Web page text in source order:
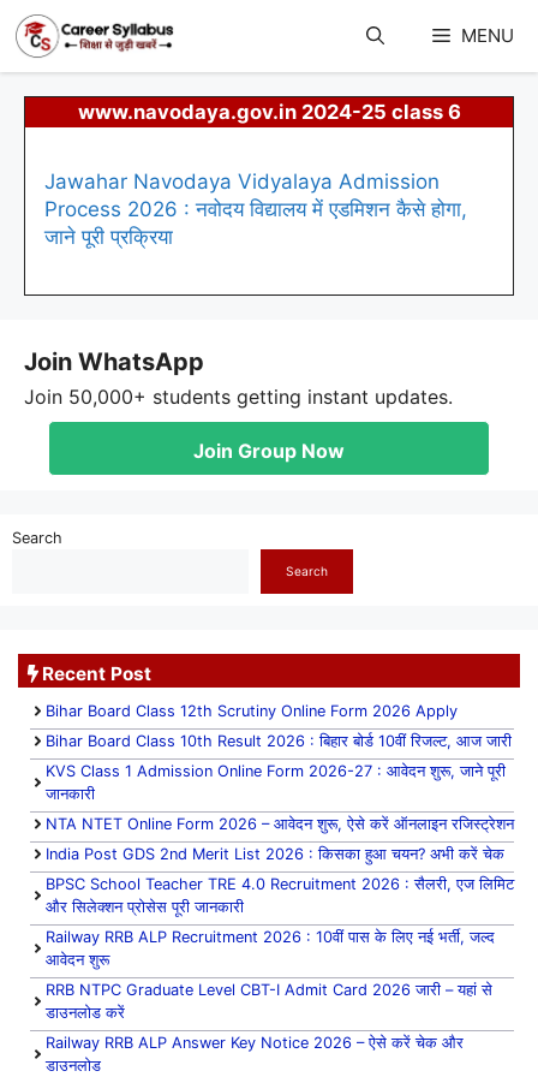
content
MENU
www.navodaya.gov.in 2024-25 class 6
Jawahar Navodaya Vidyalaya Admission
Process 2026 : नवोदय विद्यालय में एडमिशन कैसे होगा,
जाने पूरी प्रक्रिया
Join WhatsApp
Join 50,000+ students getting instant updates.
Join Group Now
Search
Search
Recent Post
Bihar Board Class 12th Scrutiny Online Form 2026 Apply
Bihar Board Class 10th Result 2026 : बिहार बोर्ड 10वीं रिजल्ट, आज जारी
KVS Class 1 Admission Online Form 2026-27 : आवेदन शुरू, जाने पूरी
जानकारी
NTA NTET Online Form 2026 – आवेदन शुरू, ऐसे करें ऑनलाइन रजिस्ट्रेशन
India Post GDS 2nd Merit List 2026 : किसका हुआ चयन? अभी करें चेक
BPSC School Teacher TRE 4.0 Recruitment 2026 : सैलरी, एज लिमिट
और सिलेक्शन प्रोसेस पूरी जानकारी
Railway RRB ALP Recruitment 2026 : 10वीं पास के लिए नई भर्ती, जल्द
आवेदन शुरू
RRB NTPC Graduate Level CBT-I Admit Card 2026 जारी – यहां से
डाउनलोड करें
Railway RRB ALP Answer Key Notice 2026 – ऐसे करें चेक और
डाउनलोड